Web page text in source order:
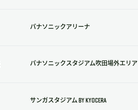
パナソニックアリーナ
パナソニックスタジアム吹田場外エリア
サンガスタジアム by KYOCERA